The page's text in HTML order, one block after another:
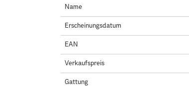
Name
Erscheinungsdatum
EAN
Verkaufspreis
Gattung